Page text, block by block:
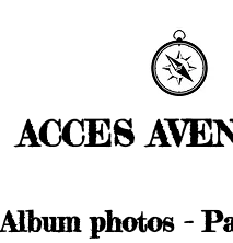
ACCES
Album photos -